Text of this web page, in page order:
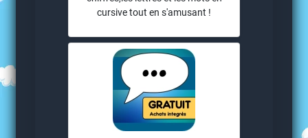
cursive tout en s'amusant !